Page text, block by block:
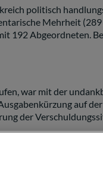
politisch
Mehrheit
192 Abgeordneten.
war mit der
auf
der
Sonderregelung in
gegen die
Stimmen wären